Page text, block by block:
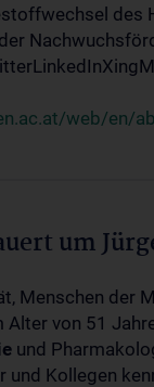
des
web/en/
um
Menschen der
Alter von 51
und
Kollegen